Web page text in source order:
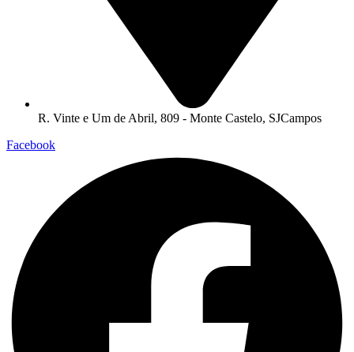
R. Vinte e Um de Abril, 809 - Monte Castelo, SJCampos
Facebook